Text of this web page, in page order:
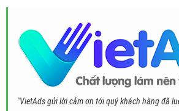
"VietAds gửi lời cảm ơn tới quý khách hàng đã